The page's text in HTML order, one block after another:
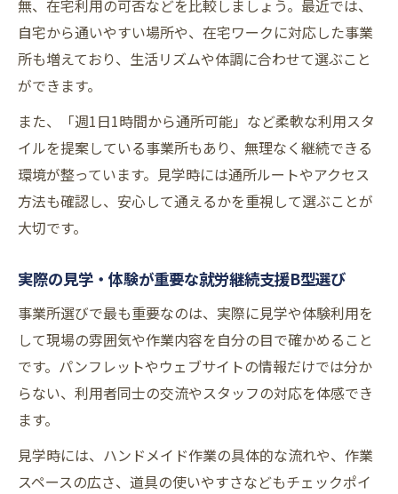
無、在宅利用の可否などを比較しましょう。最近では、
自宅から通いやすい場所や、在宅ワークに対応した事業
所も増えており、生活リズムや体調に合わせて選ぶこと
ができます。
また、「週1日1時間から通所可能」など柔軟な利用スタ
イルを提案している事業所もあり、無理なく継続できる
環境が整っています。見学時には通所ルートやアクセス
方法も確認し、安心して通えるかを重視して選ぶことが
大切です。
実際の見学・体験が重要な就労継続支援B型選び
事業所選びで最も重要なのは、実際に見学や体験利用を
して現場の雰囲気や作業内容を自分の目で確かめること
です。パンフレットやウェブサイトの情報だけでは分か
らない、利用者同士の交流やスタッフの対応を体感でき
ます。
見学時には、ハンドメイド作業の具体的な流れや、作業
スペースの広さ、道具の使いやすさなどもチェックポイ